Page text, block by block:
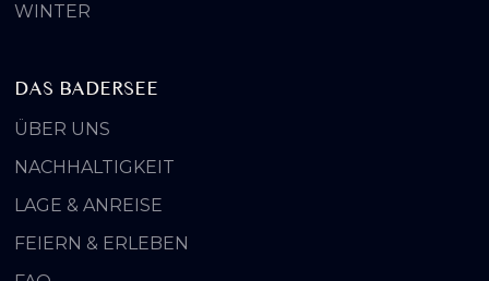
WINTER
DAS BADERSEE
ÜBER UNS
NACHHALTIGKEIT
LAGE & ANREISE
FEIERN & ERLEBEN